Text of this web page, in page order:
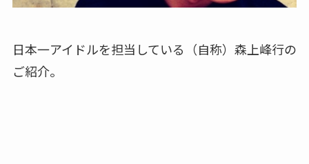
日本一アイドルを担当している（自称）森上峰行の
ご紹介。